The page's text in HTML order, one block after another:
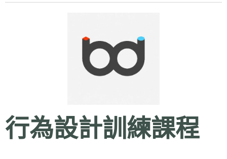
行為設計訓練課程